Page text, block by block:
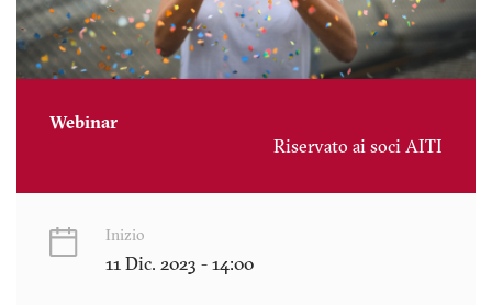
Webinar
Riservato ai soci AITI
Inizio
11 Dic. 2023 - 14:00